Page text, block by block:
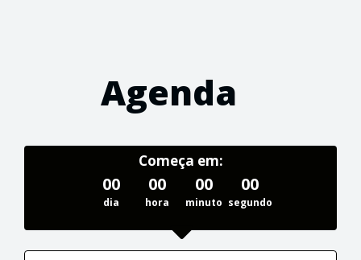
Agenda
Começa em:
00
dia
00
hora
00
minuto
00
segundo